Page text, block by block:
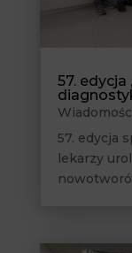
57.
57. edycja
lekarzy